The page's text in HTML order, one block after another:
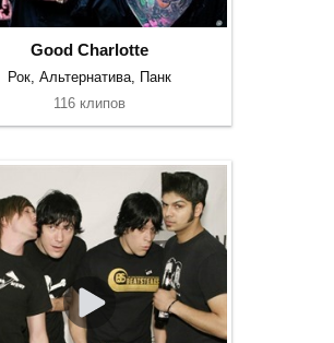
Good Charlotte
Рок, Альтернатива, Панк
116 клипов